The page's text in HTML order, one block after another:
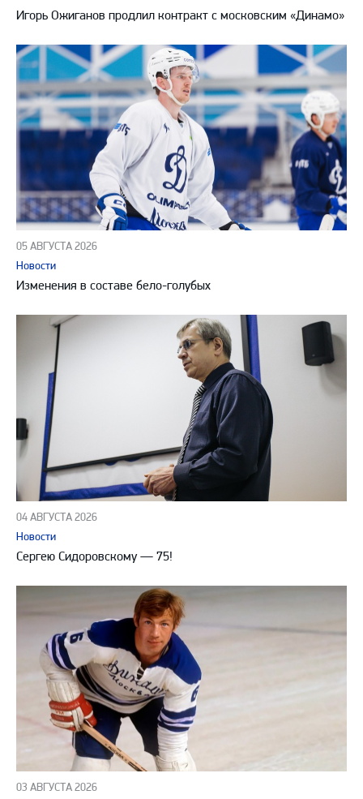
Игорь Ожиганов продлил контракт с московским «Динамо»
05 АВГУСТА 2026
Новости
Изменения в составе бело-голубых
04 АВГУСТА 2026
Новости
Сергею Сидоровскому — 75!
03 АВГУСТА 2026